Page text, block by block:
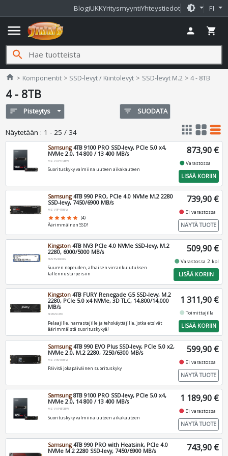
BlogiUKKYritysmyyntiYhteystiedot brightness_medium FI
menu person shopping_cart
search
home Jimms.fi
Komponentit SSD-levyt / Kiintolevyt SSD-levyt M.2 4 - 8TB
4 - 8TB
sort Pisteytys filter_list SUODATA
Näytetään : 1 - 25 / 34 apps grid_view table_rows
Samsung4TB 9100 PRO SSD-levy, PCIe 5.0 x4,
NVMe 2.0, 14 800 / 13 400 MB/s
MZ-VAP4T0BW
Suorituskyky valmiina uuteen aikakauteen
873,90 €
fiber_manual_recordVarastossa
LISÄÄ KORIIN
Samsung4TB 990 PRO, PCIe 4.0 NVMe M.2 2280
SSD-levy, 7450/6900 MB/s
MZ-V9P4T0BW
star star star star star (4)
Äärimmäinen SSD!
739,90 €
fiber_manual_record Ei varastossa
NÄYTÄ TUOTE
Kingston 4TB NV3 PCIe 4.0 NVMe SSD-levy, M.2
2280, 6000/5000 MB/s
SNV3S/4000G
Suuren nopeuden, alhaisen virrankulutuksen
tallennustarpeisiin
509,90 €
fiber_manual_recordVarastossa 2 kpl
LISÄÄ KORIIN
Kingston 4TB FURY Renegade G5 SSD-levy, M.2
2280, PCIe 5.0 x4 NVMe, 3D TLC, 14,800/14,000
MB/s
SFYR2S/4T0
Pelaajille, harrastajille ja tehokäyttäjille, jotka etsivät
äärimmäistä suorituskykyä!
1 311,90 €
fiber_manual_recordToimittajilla
LISÄÄ KORIIN
Samsung4TB 990 EVO Plus SSD-levy, PCIe 5.0 x2,
NVMe 2.0, M.2 2280, 7250/6300 MB/s
MZ-V9S4T0BW
Päivitä jokapäiväinen suorituskyky
599,90 €
fiber_manual_record Ei varastossa
NÄYTÄ TUOTE
Samsung8TB 9100 PRO SSD-levy, PCIe 5.0 x4,
NVMe 2.0, 14 800 / 13 400 MB/s
MZ-VAP8T0BW
Suorituskyky valmiina uuteen aikakauteen
1 189,90 €
fiber_manual_record Ei varastossa
NÄYTÄ TUOTE
Samsung4TB 990 PRO with Heatsink, PCIe 4.0
NVMe M.2 2280 SSD-levy, 7450/6900 MB/s
743,90 €